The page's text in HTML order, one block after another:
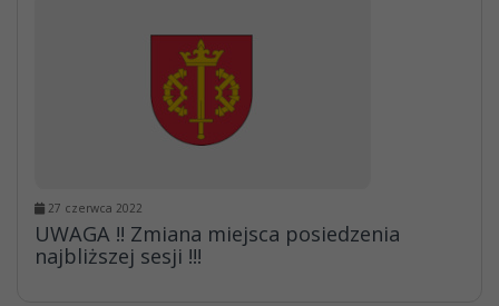
27 czerwca 2022
UWAGA !! Zmiana miejsca posiedzenia
najbliższej sesji !!!